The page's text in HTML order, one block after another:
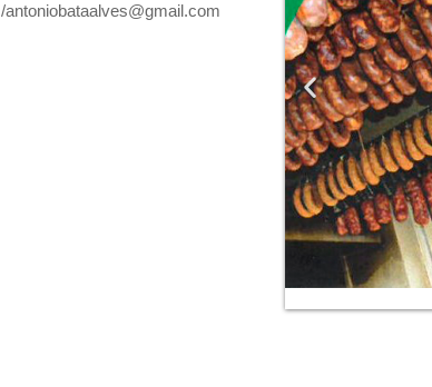
/antoniobataalves@gmail.com